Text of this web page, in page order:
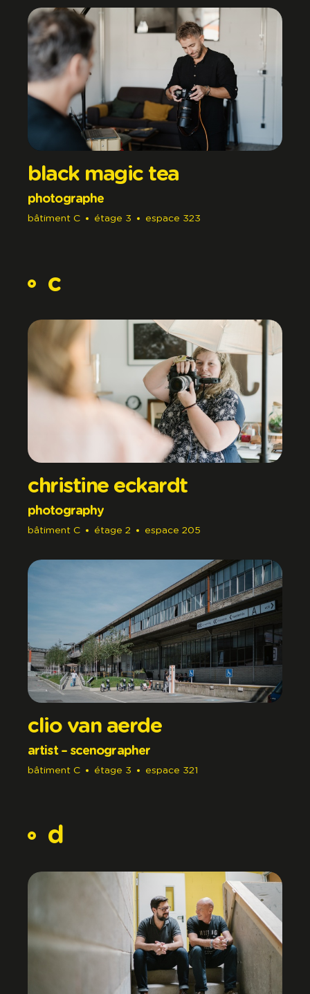
black magic tea
photographe
bâtiment C étage 3 espace 323
c
christine eckardt
photography
bâtiment C étage 2 espace 205
clio van aerde
artist – scenographer
bâtiment C étage 3 espace 321
d